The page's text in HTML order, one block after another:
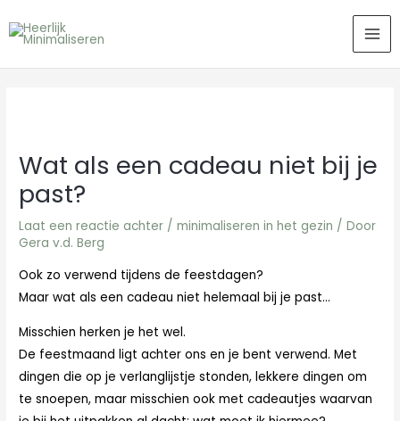
naar
Wat als een cadeau niet bij je
past?
Laat een reactie achter /minimaliseren in het gezin / Door
Gera v.d. Berg
Ook zo verwend tijdens de feestdagen?
Maar wat als een cadeau niet helemaal bij je past…
Misschien herken je het wel.
De feestmaand ligt achter ons en je bent verwend. Met
dingen die op je verlanglijstje stonden, lekkere dingen om
te snoepen, maar misschien ook met cadeautjes waarvan